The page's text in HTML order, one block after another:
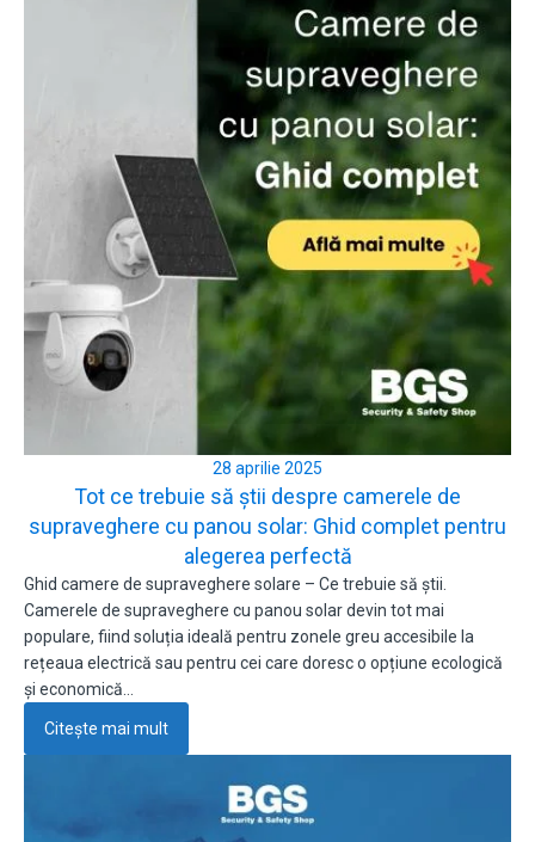
28 aprilie 2025
Tot ce trebuie să știi despre camerele de
supraveghere cu panou solar: Ghid complet pentru
alegerea perfectă
Ghid camere de supraveghere solare – Ce trebuie să știi.
Camerele de supraveghere cu panou solar devin tot mai
populare, fiind soluția ideală pentru zonele greu accesibile la
rețeaua electrică sau pentru cei care doresc o opțiune ecologică
și economică…
Citește mai mult